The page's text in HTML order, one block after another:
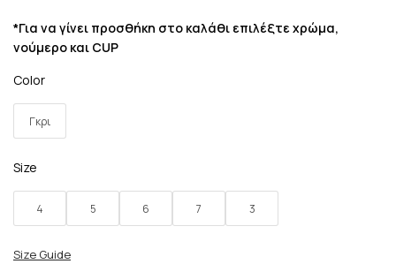
*Για να γίνει προσθήκη στο καλάθι επιλέξτε χρώμα,
νούμερο και CUP
Color
Γκρι
Size
4 5 6 7 3
Size Guide